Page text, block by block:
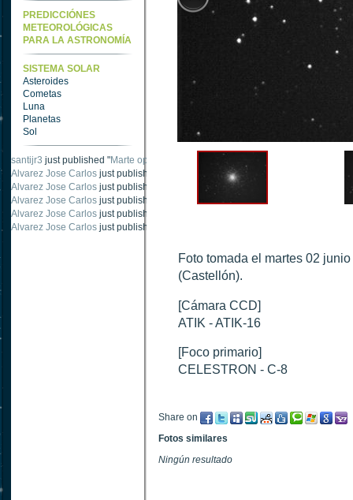
PREDICCIÓNES
METEOROLÓGICAS
PARA LA ASTRONOMÍA
SISTEMA SOLAR
Asteroides
Cometas
Luna
Planetas
Sol
santijr3 just published "Marte oposición 2020
Alvarez Jose Carlos just published " Saturno 20 noviembre 2003
Alvarez Jose Carlos just published " Júpiter 2010
Alvarez Jose Carlos just published " Oposición Marte 30 de octubre 2020
Alvarez Jose Carlos just published "
Alvarez Jose Carlos just published "
Foto tomada el martes 02
(Castellón).
[Cámara CCD]
ATIK - ATIK-16
[Foco primario]
CELESTRON - C-8
Share on
Fotos similares
Ningún resultado